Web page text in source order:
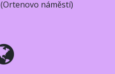
(Ortenovo náměstí)